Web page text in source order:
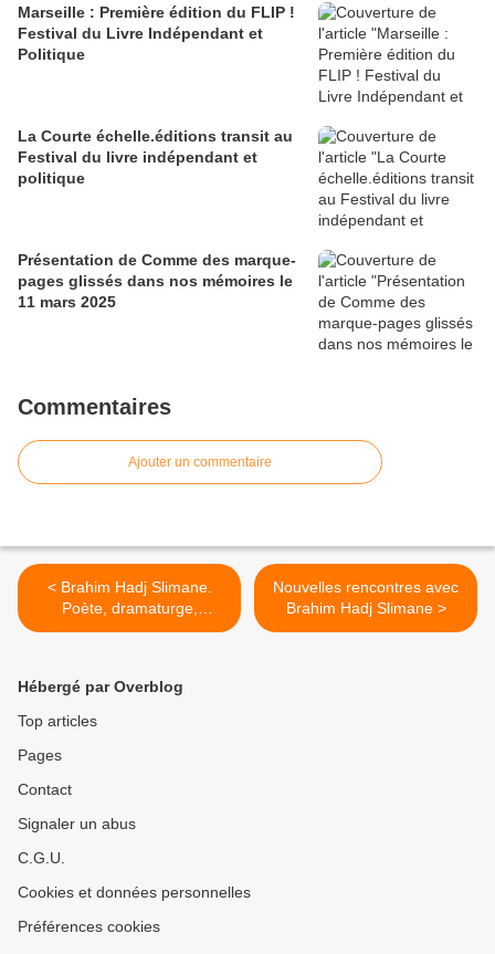
Marseille : Première édition du FLIP !
Festival du Livre Indépendant et
Politique
La Courte échelle.éditions transit au
Festival du livre indépendant et
politique
Présentation de Comme des marque-
pages glissés dans nos mémoires le
11 mars 2025
Commentaires
Ajouter un commentaire
< Brahim Hadj Slimane.
Poète, dramaturge,
cinéaste...
Nouvelles rencontres avec
Brahim Hadj Slimane >
Hébergé par Overblog
Top articles
Pages
Contact
Signaler un abus
C.G.U.
Cookies et données personnelles
Préférences cookies